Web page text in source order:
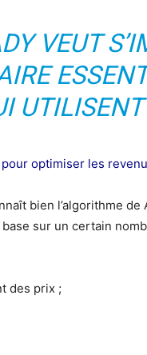
VEUT
optimiser les
bien l’algorithme
sur un certain
des prix ;